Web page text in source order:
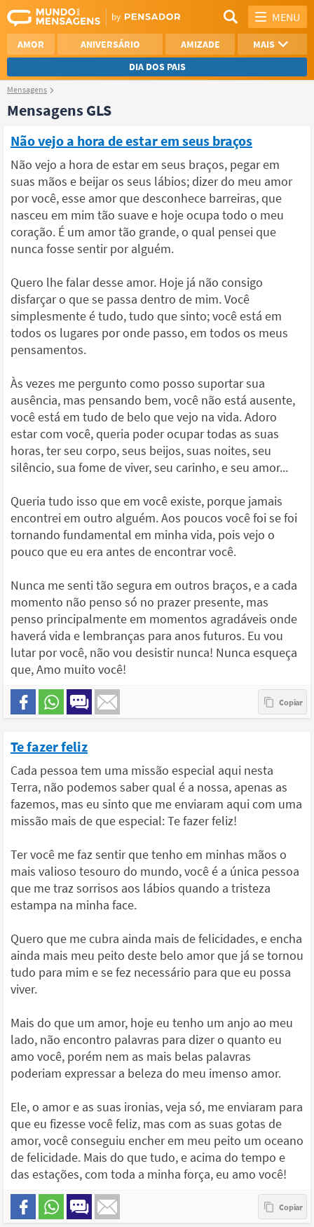
MENU
AMOR ANIVERSÁRIO AMIZADE
MAIS
DIA DOS PAIS
NAMORO
Mensagens
Mensagens GLS
Não vejo a hora de estar em seus braços
Não vejo a hora de estar em seus braços, pegar em
suas mãos e beijar os seus lábios; dizer do meu amor
por você, esse amor que desconhece barreiras, que
nasceu em mim tão suave e hoje ocupa todo o meu
coração. É um amor tão grande, o qual pensei que
nunca fosse sentir por alguém.
Quero lhe falar desse amor. Hoje já não consigo
disfarçar o que se passa dentro de mim. Você
simplesmente é tudo, tudo que sinto; você está em
todos os lugares por onde passo, em todos os meus
pensamentos.
Às vezes me pergunto como posso suportar sua
ausência, mas pensando bem, você não está ausente,
você está em tudo de belo que vejo na vida. Adoro
estar com você, queria poder ocupar todas as suas
horas, ter seu corpo, seus beijos, suas noites, seu
silêncio, sua fome de viver, seu carinho, e seu amor...
Queria tudo isso que em você existe, porque jamais
encontrei em outro alguém. Aos poucos você foi se foi
tornando fundamental em minha vida, pois vejo o
pouco que eu era antes de encontrar você.
Nunca me senti tão segura em outros braços, e a cada
momento não penso só no prazer presente, mas
penso principalmente em momentos agradáveis onde
haverá vida e lembranças para anos futuros. Eu vou
lutar por você, não vou desistir nunca! Nunca esqueça
que, Amo muito você!
Te fazer feliz
Cada pessoa tem uma missão especial aqui nesta
Terra, não podemos saber qual é a nossa, apenas as
fazemos, mas eu sinto que me enviaram aqui com uma
missão mais de que especial: Te fazer feliz!
Ter você me faz sentir que tenho em minhas mãos o
mais valioso tesouro do mundo, você é a única pessoa
que me traz sorrisos aos lábios quando a tristeza
estampa na minha face.
Quero que me cubra ainda mais de felicidades, e encha
ainda mais meu peito deste belo amor que já se tornou
tudo para mim e se fez necessário para que eu possa
viver.
Mais do que um amor, hoje eu tenho um anjo ao meu
lado, não encontro palavras para dizer o quanto eu
amo você, porém nem as mais belas palavras
poderiam expressar a beleza do meu imenso amor.
Ele, o amor e as suas ironias, veja só, me enviaram para
que eu fizesse você feliz, mas com as suas gotas de
amor, você conseguiu encher em meu peito um oceano
de felicidade. Mais do que tudo, e acima do tempo e
das estações, com toda a minha força, eu amo você!